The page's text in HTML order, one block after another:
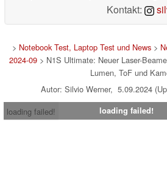
Kontakt:
> Notebook Test, Laptop Test und News>
2024-09> N1S Ultimate: Neuer Laser-
Lumen, ToF und
Autor: Silvio Werner, 5.09.2024
loading failed!
loading failed!